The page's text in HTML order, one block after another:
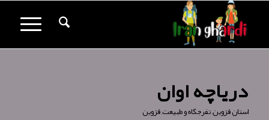
درياچه اوان
استان قزوین,تفرجگاه و طبیعت,قزوین